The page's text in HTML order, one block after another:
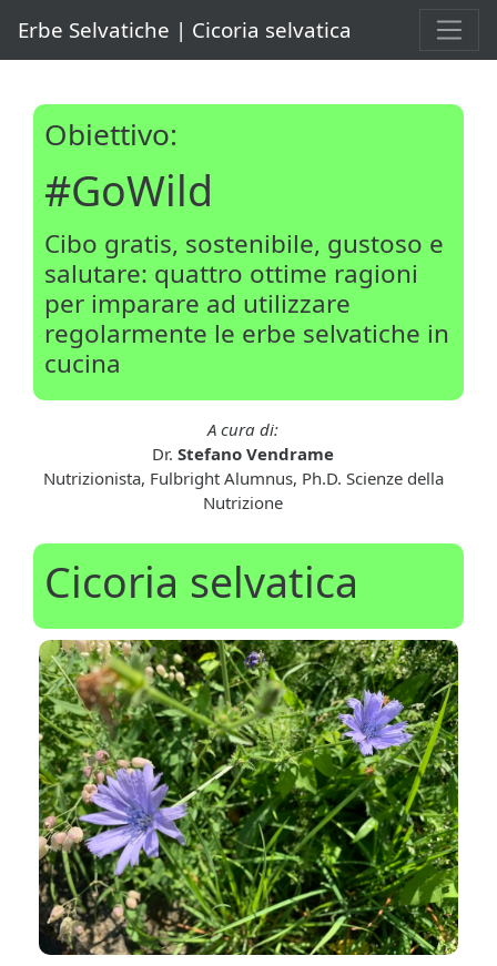
Erbe Selvatiche | Cicoria selvatica
Obiettivo:
#GoWild
Cibo gratis, sostenibile, gustoso e
salutare: quattro ottime ragioni
per imparare ad utilizzare
regolarmente le erbe selvatiche in
cucina
A cura di:
Dr. Stefano Vendrame
Nutrizionista, Fulbright Alumnus, Ph.D. Scienze della
Nutrizione
Cicoria selvatica